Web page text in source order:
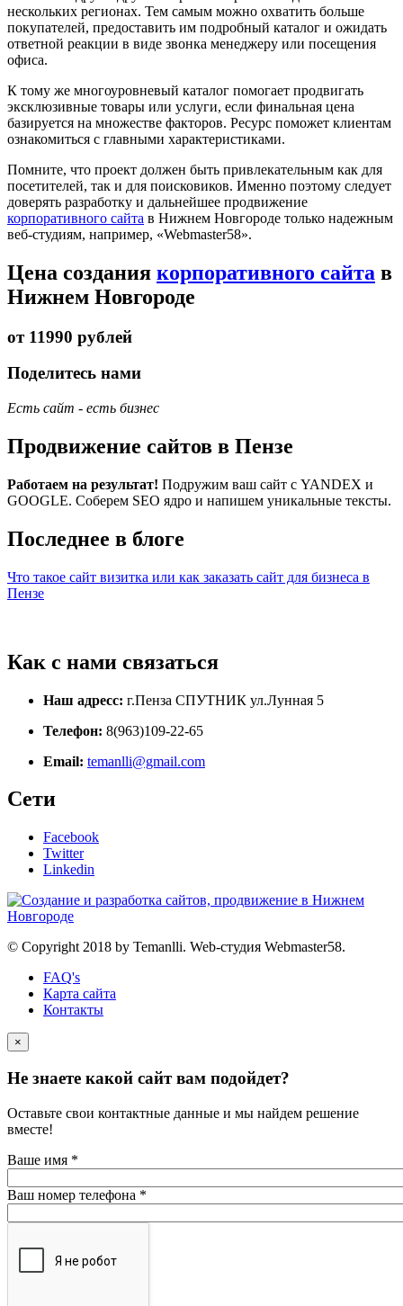
нескольких регионах. Тем самым можно охватить больше
покупателей, предоставить им подробный каталог и ожидать
ответной реакции в виде звонка менеджеру или посещения
офиса.
К тому же многоуровневый каталог помогает продвигать
эксклюзивные товары или услуги, если финальная цена
базируется на множестве факторов. Ресурс поможет клиентам
ознакомиться с главными характеристиками.
Помните, что проект должен быть привлекательным как для
посетителей, так и для поисковиков. Именно поэтому следует
доверять разработку и дальнейшее продвижение
корпоративного сайта в Нижнем Новгороде только надежным
веб-студиям, например, «Webmaster58».
Цена создания корпоративного сайта в
Нижнем Новгороде
от 11990 рублей
Поделитесь нами
Есть сайт - есть бизнес
Продвижение сайтов в Пензе
Работаем на результат! Подружим ваш сайт с YANDEX и
GOOGLE. Соберем SEO ядро и напишем уникальные тексты.
Последнее в блоге
Что такое сайт визитка или как заказать сайт для бизнеса в
Пензе
Как с нами связаться
Наш адресс: г.Пенза СПУТНИК ул.Лунная 5
Телефон: 8(963)109-22-65
Email: temanlli@gmail.com
Сети
Facebook
Twitter
Linkedin
© Copyright 2018 by Temanlli. Web-студия Webmaster58.
FAQ's
Карта сайта
Контакты
×
Не знаете какой сайт вам подойдет?
Оставьте свои контактные данные и мы найдем решение
вместе!
Ваше имя *
Ваш номер телефона *